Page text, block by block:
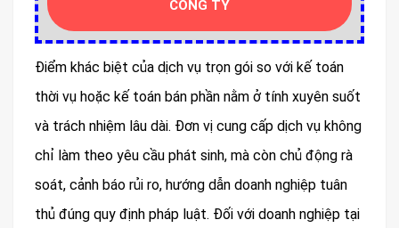
CÔNG TY
Điểm khác biệt của dịch vụ trọn gói so với kế toán
thời vụ hoặc kế toán bán phần nằm ở tính xuyên suốt
và trách nhiệm lâu dài. Đơn vị cung cấp dịch vụ không
chỉ làm theo yêu cầu phát sinh, mà còn chủ động rà
soát, cảnh báo rủi ro, hướng dẫn doanh nghiệp tuân
thủ đúng quy định pháp luật. Đối với doanh nghiệp tại